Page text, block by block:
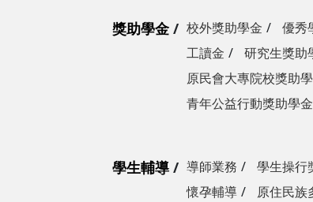
獎助學金 校外獎助學金 優秀
工讀金
研究生獎助
原民會大專院校獎助
青年公益行動獎助學金
學生輔導 導師業務 學生操行
懷孕輔導
原住民族